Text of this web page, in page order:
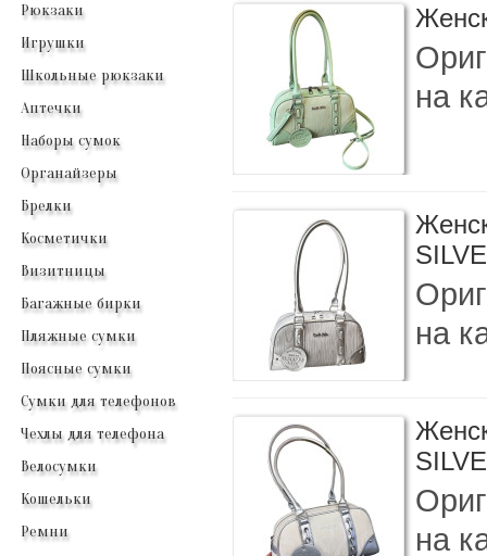
Рюкзаки
Игрушки
Школьные рюкзаки
Аптечки
Наборы сумок
Органайзеры
Брелки
Косметички
Визитницы
Багажные бирки
Пляжные сумки
Поясные сумки
Сумки для телефонов
Чехлы для телефона
Велосумки
Кошельки
Ремни
на
на
на